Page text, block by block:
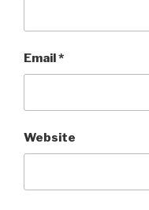
Email*
Website